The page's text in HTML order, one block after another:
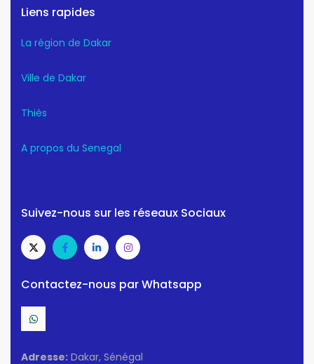
Liens rapides
La région de Dakar
Ville de Dakar
Thiès
A propos du Senegal
Suivez-nous sur les réseaux Sociaux
Contactez-nous par Whatsapp
Adresse: Dakar, Sénégal